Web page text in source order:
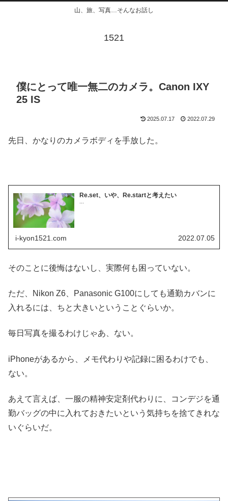
山、旅、写真…そんなお話し
1521
僕にとって唯一無二のカメラ。Canon IXY
25 IS
2025.07.17 2022.07.29
先日、かなりのカメラボディを手放した。
Re.set、いや、Re.startと考えたい
i-kyon1521.com 2022.07.05
そのことに後悔はないし、実際何も困っていない。
ただ、Nikon Z6、Panasonic G100にしても通勤カバンに
入れるには、ちと大きいということぐらいか。
毎日写真を撮るわけじゃあ、ない。
iPhoneがあるから、メモ代わりや記録に困るわけでも、
ない。
あえて言えば、一服の精神安定剤代わりに、コンデジを通
勤バッグの中に入れておきたいという気持ちを捨てきれな
いぐらいだ。